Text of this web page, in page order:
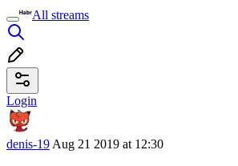
All streams
Login
denis-19 Aug 21 2019 at 12:30